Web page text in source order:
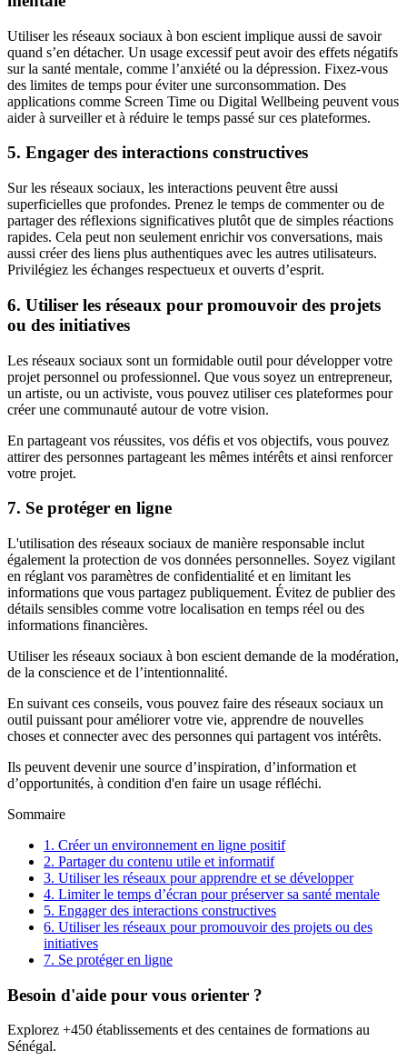
Utiliser les réseaux sociaux à bon escient implique aussi de savoir
quand s’en détacher. Un usage excessif peut avoir des effets négatifs
sur la santé mentale, comme l’anxiété ou la dépression. Fixez-vous
des limites de temps pour éviter une surconsommation. Des
applications comme Screen Time ou Digital Wellbeing peuvent vous
aider à surveiller et à réduire le temps passé sur ces plateformes.
5. Engager des interactions constructives
Sur les réseaux sociaux, les interactions peuvent être aussi
superficielles que profondes. Prenez le temps de commenter ou de
partager des réflexions significatives plutôt que de simples réactions
rapides. Cela peut non seulement enrichir vos conversations, mais
aussi créer des liens plus authentiques avec les autres utilisateurs.
Privilégiez les échanges respectueux et ouverts d’esprit.
6. Utiliser les réseaux pour promouvoir des projets
ou des initiatives
Les réseaux sociaux sont un formidable outil pour développer votre
projet personnel ou professionnel. Que vous soyez un entrepreneur,
un artiste, ou un activiste, vous pouvez utiliser ces plateformes pour
créer une communauté autour de votre vision.
En partageant vos réussites, vos défis et vos objectifs, vous pouvez
attirer des personnes partageant les mêmes intérêts et ainsi renforcer
votre projet.
7. Se protéger en ligne
L'utilisation des réseaux sociaux de manière responsable inclut
également la protection de vos données personnelles. Soyez vigilant
en réglant vos paramètres de confidentialité et en limitant les
informations que vous partagez publiquement. Évitez de publier des
détails sensibles comme votre localisation en temps réel ou des
informations financières.
Utiliser les réseaux sociaux à bon escient demande de la modération,
de la conscience et de l’intentionnalité.
En suivant ces conseils, vous pouvez faire des réseaux sociaux un
outil puissant pour améliorer votre vie, apprendre de nouvelles
choses et connecter avec des personnes qui partagent vos intérêts.
Ils peuvent devenir une source d’inspiration, d’information et
d’opportunités, à condition d'en faire un usage réfléchi.
Sommaire
1. Créer un environnement en ligne positif
2. Partager du contenu utile et informatif
3. Utiliser les réseaux pour apprendre et se développer
4. Limiter le temps d’écran pour préserver sa santé mentale
5. Engager des interactions constructives
6. Utiliser les réseaux pour promouvoir des projets ou des
initiatives
7. Se protéger en ligne
Besoin d'aide pour vous orienter ?
Explorez +450 établissements et des centaines de formations au
Sénégal.